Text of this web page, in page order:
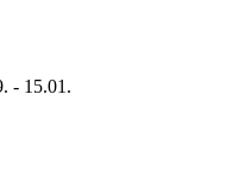
- 15.01.